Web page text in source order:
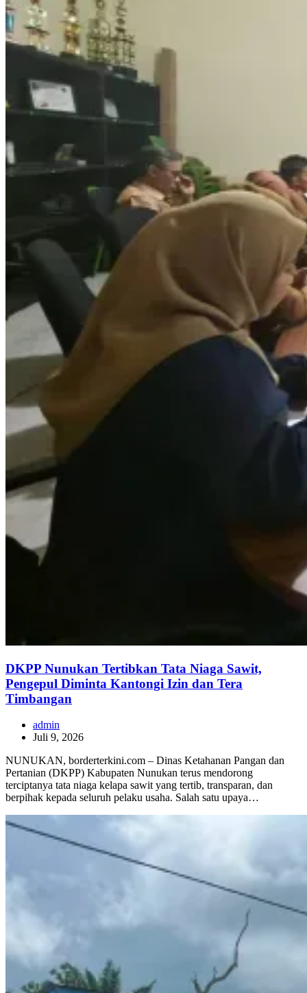
DKPP Nunukan Tertibkan Tata Niaga Sawit,
Pengepul Diminta Kantongi Izin dan Tera
Timbangan
admin
Juli 9, 2026
NUNUKAN, borderterkini.com – Dinas Ketahanan Pangan dan
Pertanian (DKPP) Kabupaten Nunukan terus mendorong
terciptanya tata niaga kelapa sawit yang tertib, transparan, dan
berpihak kepada seluruh pelaku usaha. Salah satu upaya…